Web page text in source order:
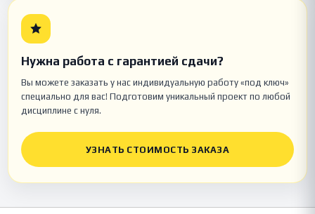
Нужна работа с гарантией сдачи?
Вы можете заказать у нас индивидуальную работу «под ключ»
специально для вас! Подготовим уникальный проект по любой
дисциплине с нуля.
УЗНАТЬ СТОИМОСТЬ ЗАКАЗА